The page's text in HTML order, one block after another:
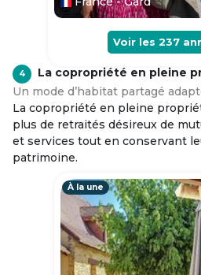
Voir les 237
4
La copropriété en pleine
Un mode d’habitat partagé
La copropriété en pleine
plus de retraités désireux de
et services tout en conservant
patrimoine.
À la une